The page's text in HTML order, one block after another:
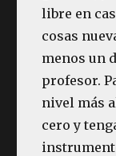
libre en
cosas
menos un
profesor.
nivel más
cero y